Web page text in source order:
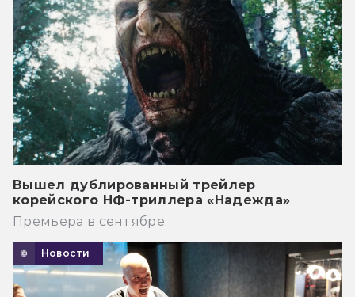
Вышел дублированный трейлер
корейского НФ-триллера «Надежда»
Премьера в сентябре.
Новости